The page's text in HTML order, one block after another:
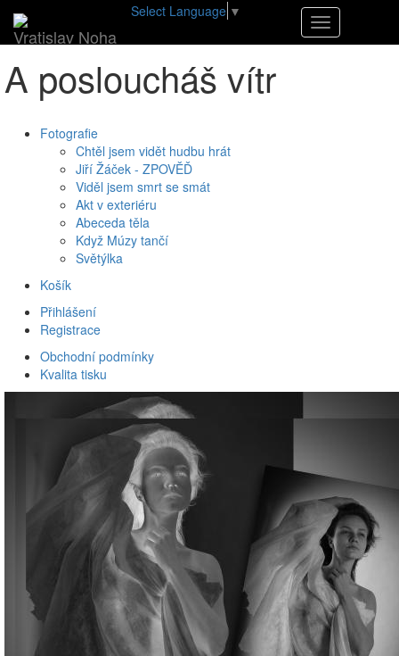
Navigace
Vratislav Noha
Select Language ▼
E-shop A posloucháš vítr
A posloucháš vítr
Fotografie
Chtěl jsem vidět hudbu hrát
Jiří Žáček - ZPOVĚĎ
Viděl jsem smrt se smát
Akt v exteriéru
Abeceda těla
Když Múzy tančí
Světýlka
Košík
Přihlášení
Registrace
Obchodní podmínky
Kvalita tisku